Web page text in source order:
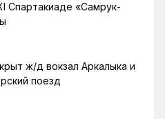
Спартакиаде «Самрук-
ж/д вокзал Аркалыка и
поезд